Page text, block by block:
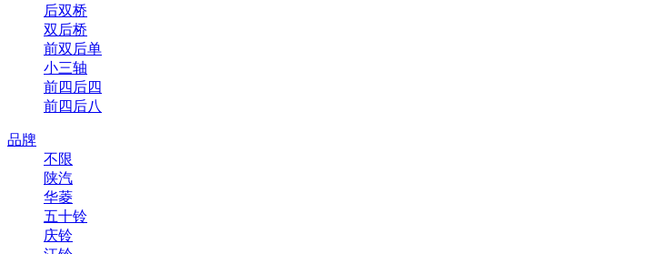
后双桥
双后桥
前双后单
小三轴
前四后四
前四后八
品牌
不限
陕汽
华菱
五十铃
庆铃